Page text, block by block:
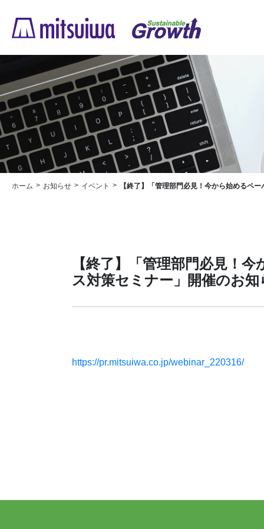
ホーム お知らせ イベント 【終了】「管理部門必見！今から始めるペーパーレス！電帳法＆インボイス対
【終了】「管理部門必見！
ス対策セミナー」開催のお知
https://pr.mitsuiwa.co.jp/webinar_220316/